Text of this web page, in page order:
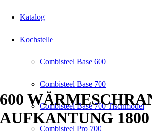
Katalog
Kochstelle
Combisteel Base 600
Combisteel Base 700
Combisteel Base 700 Tischmodel
Combisteel Pro 700
600
AUFKANTUNG 1800